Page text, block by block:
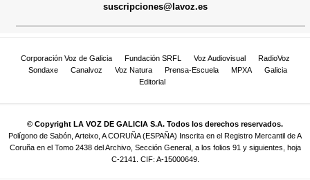
suscripciones@lavoz.es
Corporación Voz de Galicia Fundación SRFL Voz Audiovisual
RadioVoz
Sondaxe
Canalvoz Voz Natura Prensa-Escuela MPXA
Galicia
Editorial
© Copyright LA VOZ DE GALICIA S.A. Todos los derechos reservados.
Polígono de Sabón, Arteixo, A CORUÑA (ESPAÑA) Inscrita en el Registro Mercantil de A
Coruña en el Tomo 2438 del Archivo, Sección General, a los folios 91 y siguientes, hoja
C-2141. CIF: A-15000649.